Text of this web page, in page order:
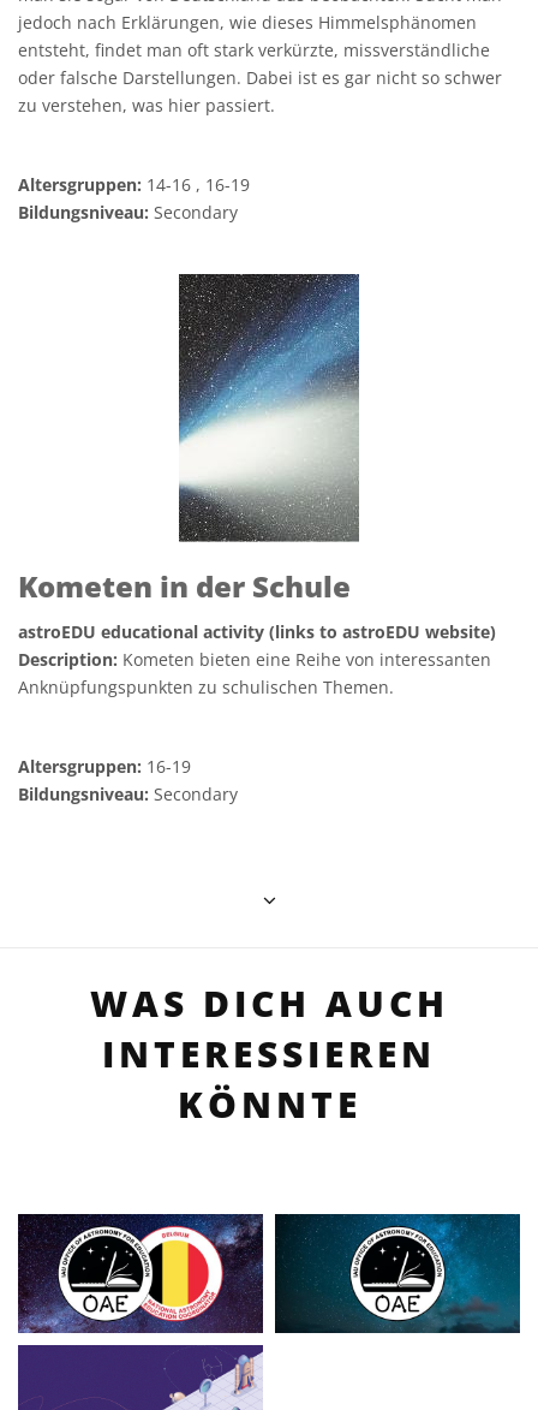
jedoch nach Erklärungen, wie dieses Himmelsphänomen
entsteht, findet man oft stark verkürzte, missverständliche
oder falsche Darstellungen. Dabei ist es gar nicht so schwer
zu verstehen, was hier passiert.
Altersgruppen: 14-16 , 16-19
Bildungsniveau: Secondary
Kometen in der Schule
astroEDU educational activity (links to astroEDU website)
Description: Kometen bieten eine Reihe von interessanten
Anknüpfungspunkten zu schulischen Themen.
Altersgruppen: 16-19
Bildungsniveau: Secondary
WAS DICH AUCH
INTERESSIEREN
KÖNNTE